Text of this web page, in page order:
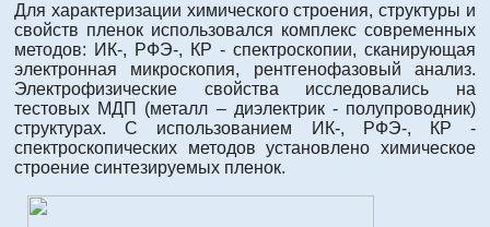
Для характеризации химического строения, структуры и
свойств пленок использовался комплекс современных
методов: ИК-, РФЭ-, КР - спектроскопии, сканирующая
электронная микроскопия, рентгенофазовый анализ.
Электрофизические свойства исследовались на
тестовых МДП (металл – диэлектрик - полупроводник)
структурах. С использованием ИК-, РФЭ-, КР -
спектроскопических методов установлено химическое
строение синтезируемых пленок.